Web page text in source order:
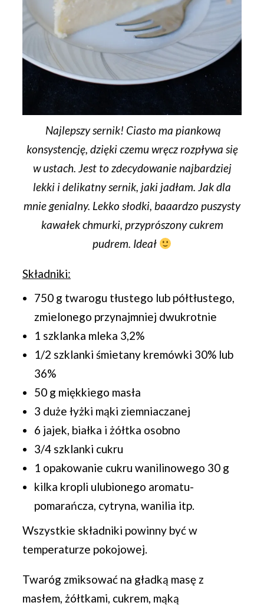
Najlepszy sernik! Ciasto ma piankową
konsystencję, dzięki czemu wręcz rozpływa się
w ustach. Jest to zdecydowanie najbardziej
lekki i delikatny sernik, jaki jadłam. Jak dla
mnie genialny. Lekko słodki, baaardzo puszysty
kawałek chmurki, przyprószony cukrem
pudrem. Ideał
Składniki:
750 g twarogu tłustego lub półtłustego,
zmielonego przynajmniej dwukrotnie
1 szklanka mleka 3,2%
1/2 szklanki śmietany kremówki 30% lub
36%
50 g miękkiego masła
3 duże łyżki mąki ziemniaczanej
6 jajek, białka i żółtka osobno
3/4 szklanki cukru
1 opakowanie cukru wanilinowego 30 g
kilka kropli ulubionego aromatu-
pomarańcza, cytryna, wanilia itp.
Wszystkie składniki powinny być w
temperaturze pokojowej.
Twaróg zmiksować na gładką masę z
masłem, żółtkami, cukrem, mąką